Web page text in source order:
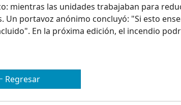
mientras las unidades trabajaban para
Un portavoz anónimo concluyó: "Si esto
En la próxima edición, el incendio
Regresar